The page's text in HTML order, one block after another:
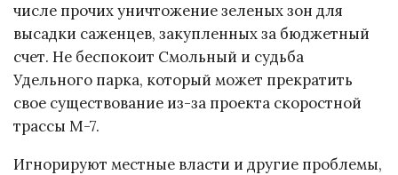
числе прочих уничтожение зеленых зон для
высадки саженцев, закупленных за бюджетный
счет. Не беспокоит Смольный и судьба
Удельного парка, который может прекратить
свое существование из-за проекта скоростной
трассы М-7.
Игнорируют местные власти и другие проблемы,